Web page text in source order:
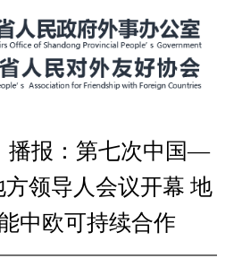
播报：第七次中国—
领导人会议开幕 地
中欧可持续合作